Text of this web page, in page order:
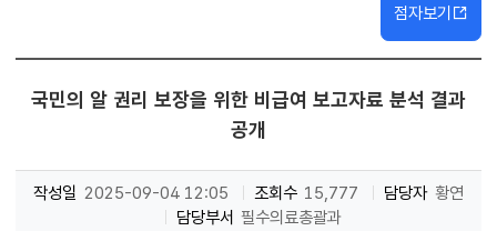
점자보기
국민의 알 권리 보장을 위한 비급여 보고자료 분석 결과
공개
작성일 2025-09-04 12:05 조회수 15,777 담당자 황연
담당부서 필수의료총괄과